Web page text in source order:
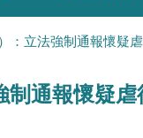
：立法強制通報懷疑
制通報懷疑